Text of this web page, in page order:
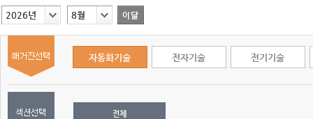
2026년 8월
자동화기술 전자기술 전기기술
전체